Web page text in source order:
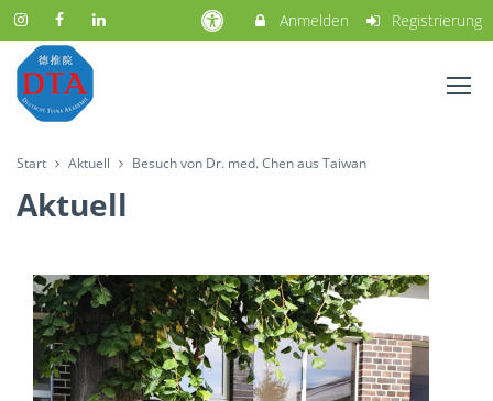
Anmelden Registrierung
Start Aktuell Besuch von Dr. med. Chen aus Taiwan
Aktuell